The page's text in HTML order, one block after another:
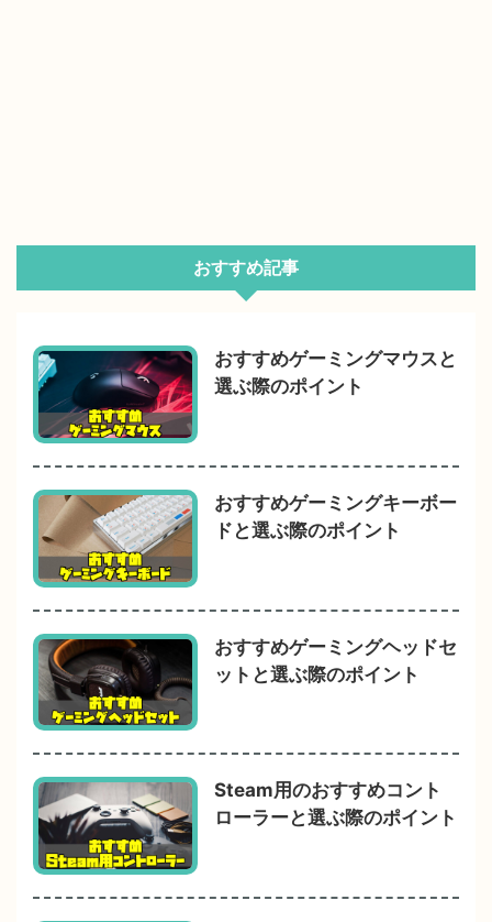
おすすめ記事
おすすめゲーミングマウスと
選ぶ際のポイント
おすすめゲーミングキーボー
ドと選ぶ際のポイント
おすすめゲーミングヘッドセ
ットと選ぶ際のポイント
Steam用のおすすめコント
ローラーと選ぶ際のポイント